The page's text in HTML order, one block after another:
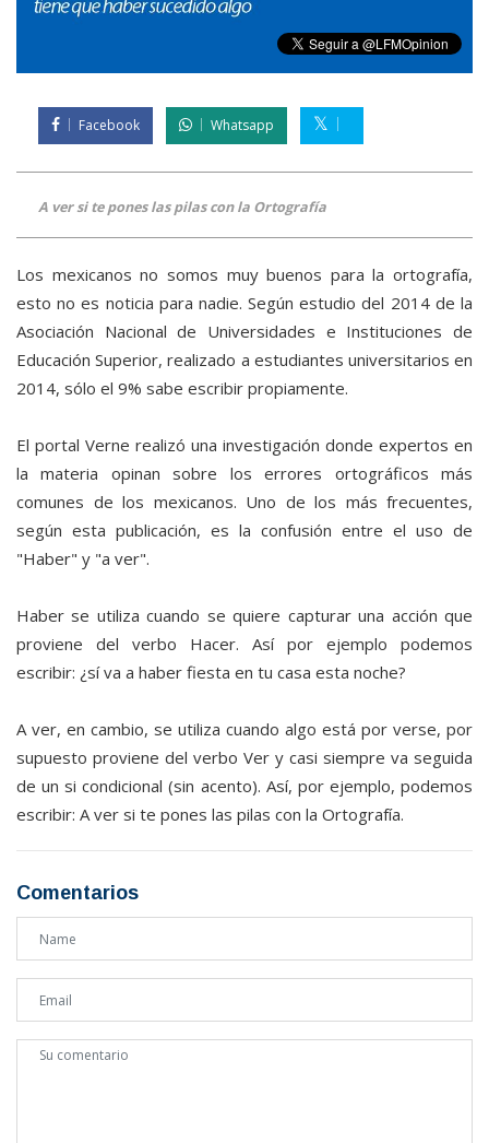
Facebook Whatsapp
A ver si te pones las pilas con la Ortografía
Los mexicanos no somos muy buenos para la ortografía,
esto no es noticia para nadie. Según estudio del 2014 de la
Asociación Nacional de Universidades e Instituciones de
Educación Superior, realizado a estudiantes universitarios en
2014, sólo el 9% sabe escribir propiamente.
El portal Verne realizó una investigación donde expertos en
la materia opinan sobre los errores ortográficos más
comunes de los mexicanos. Uno de los más frecuentes,
según esta publicación, es la confusión entre el uso de
"Haber" y "a ver".
Haber se utiliza cuando se quiere capturar una acción que
proviene del verbo Hacer. Así por ejemplo podemos
escribir: ¿sí va a haber fiesta en tu casa esta noche?
A ver, en cambio, se utiliza cuando algo está por verse, por
supuesto proviene del verbo Ver y casi siempre va seguida
de un si condicional (sin acento). Así, por ejemplo, podemos
escribir: A ver si te pones las pilas con la Ortografía.
Comentarios